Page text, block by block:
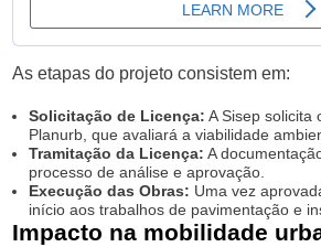
As etapas do projeto consistem em:
Solicitação de Licença: A Sisep solicita
Planurb, que avaliará a viabilidade
Tramitação da Licença: A
processo de análise e aprovação.
Execução das Obras: Uma vez
início aos trabalhos de pavimentação e
Impacto na mobilidade